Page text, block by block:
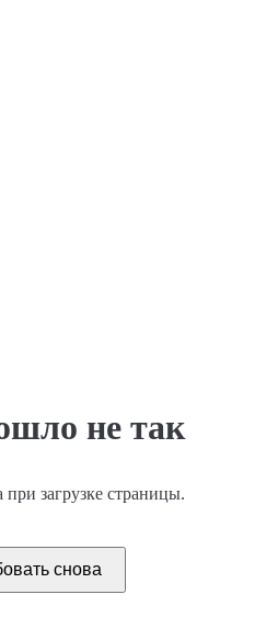
не так
загрузке страницы.
снова